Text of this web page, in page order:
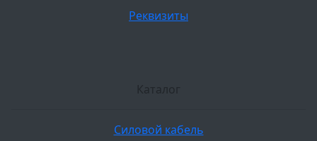
Реквизиты
Каталог
Силовой кабель